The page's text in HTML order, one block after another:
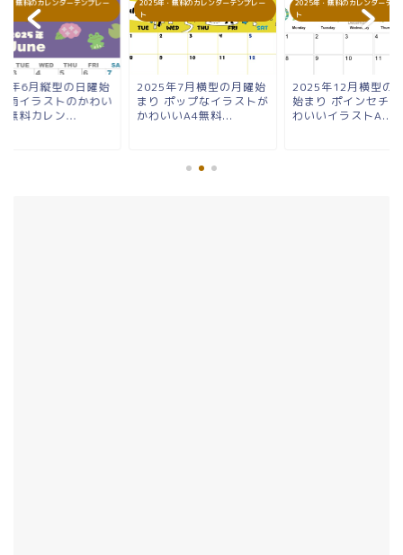
年・無料のカレンダーテンプレー
年7月横型の月曜始
ポップなイラストが
いいA4無料...
2025年・無料のカレンダーテンプレー
ト
2025年12月横型の日曜
始まり ポインセチアがか
わいいイラストA...
2025年・無料のカレンダーテン
ト
2025年6月縦型の日
まり 雨イラストの
いA4無料カレン...